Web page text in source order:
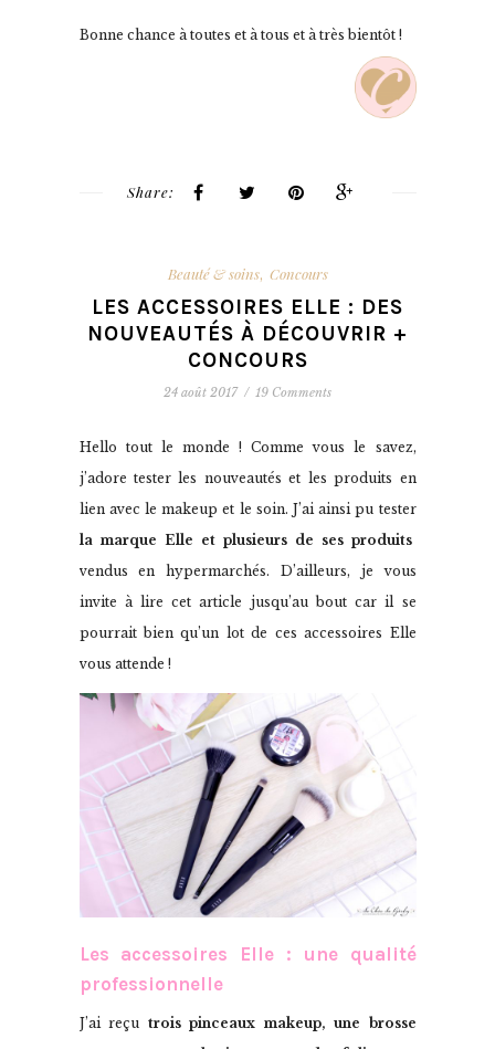
Bonne chance à toutes et à tous et à très bientôt !
Share:
Beauté & soins, Concours
LES ACCESSOIRES ELLE : DES
NOUVEAUTÉS À DÉCOUVRIR +
CONCOURS
24 août 2017 / 19 Comments
Hello tout le monde ! Comme vous le savez,
j’adore tester les nouveautés et les produits en
lien avec le makeup et le soin. J’ai ainsi pu tester
la marque Elle et plusieurs de ses produits
vendus en hypermarchés. D’ailleurs, je vous
invite à lire cet article jusqu’au bout car il se
pourrait bien qu’un lot de ces accessoires Elle
vous attende !
Les accessoires Elle : une qualité
professionnelle
J’ai reçu trois pinceaux makeup, une brosse